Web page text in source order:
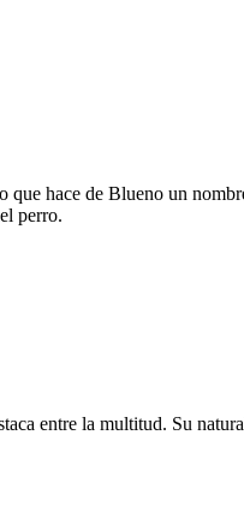
hace de Blueno un
perro.
entre la multitud. Su